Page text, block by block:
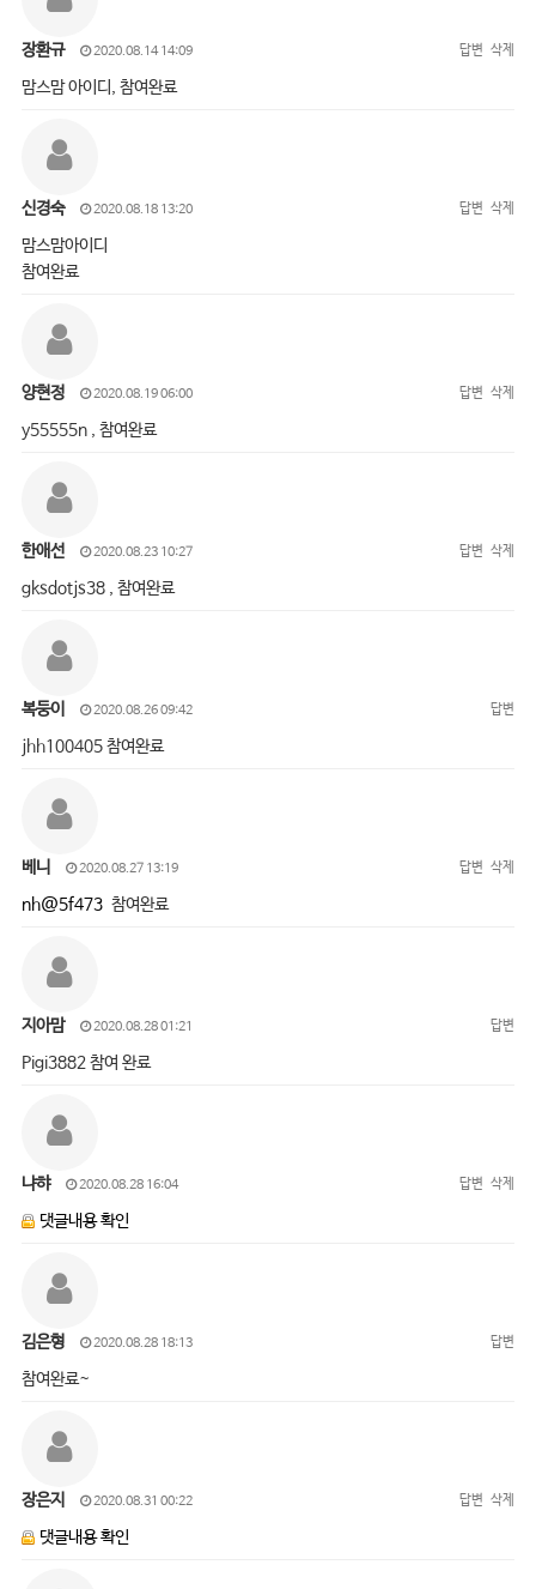
장환규 2020.08.14 14:09 답변 삭제
맘스맘 아이디, 참여완료
신경숙 2020.08.18 13:20 답변 삭제
맘스맘아이디
참여완료
양현정 2020.08.19 06:00 답변 삭제
y55555n , 참여완료
한애선 2020.08.23 10:27 답변 삭제
gksdotjs38 , 참여완료
복둥이 2020.08.26 09:42 답변
jhh100405 참여완료
베니 2020.08.27 13:19 답변 삭제
nh@5f473참여완료
지아맘 2020.08.28 01:21 답변
Pigi3882 참여 완료
냐햐 2020.08.28 16:04 답변 삭제
댓글내용 확인
김은형 2020.08.28 18:13 답변
참여완료~
장은지 2020.08.31 00:22 답변 삭제
댓글내용 확인